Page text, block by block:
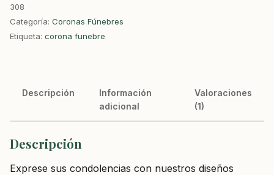
308
Categoría: Coronas Fúnebres
Etiqueta: corona funebre
Descripción
Información
adicional
Valoraciones
(1)
Descripción
Exprese sus condolencias con nuestros diseños